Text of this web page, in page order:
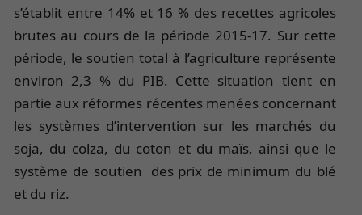
s’établit entre 14% et 16 % des recettes agricoles
brutes au cours de la période 2015-17. Sur cette
période, le soutien total à l’agriculture représente
environ 2,3 % du PIB. Cette situation tient en
partie aux réformes récentes menées concernant
les systèmes d’intervention sur les marchés du
soja, du colza, du coton et du maïs, ainsi que le
système de soutien des prix de minimum du blé
et du riz.